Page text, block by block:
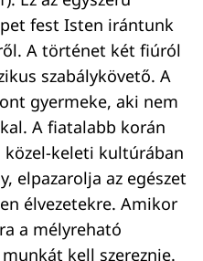
fest Isten irántunk
A történet két fiúról
szabálykövető. A
gyermeke, aki nem
A fiatalabb korán
keleti kultúrában
elpazarolja az egészet
élvezetekre. Amikor
a mélyreható
kell szereznie.